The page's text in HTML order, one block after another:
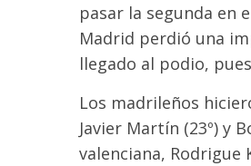
pasar la segunda en
Madrid perdió una
llegado al podio,
Los madrileños
Javier Martín (23º) y
valenciana,